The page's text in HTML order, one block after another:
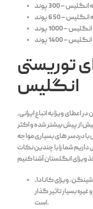
توریستی
انگلیس
ویزا به اتباع ایرانی،
از پیش بیشتر شده و اکثر
دردسر های بسیاری مواجه
شما را با چندین نکات
ویزای کانادا،
غیره بسیار تاثیر گذار
است.